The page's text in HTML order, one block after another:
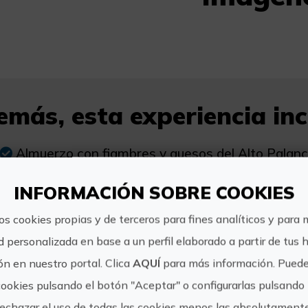
esta experiencia
Almuerzo con fiambres y quesos del Alto
Cata de tres de nuestros vinos.
INFORMACIÓN SOBRE COOKIES
cookies propias y de terceros para fines analíticos y para
personalizada en base a un perfil elaborado a partir de tus
en nuestro portal. Clica AQUÍ para más información.
pulsando el botón "Aceptar" o configurarlas pulsando